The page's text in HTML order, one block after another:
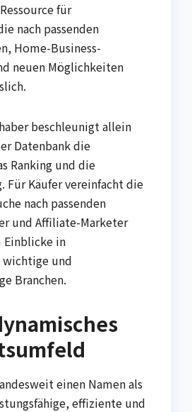
für
nach passenden
Home-Business-
neuen Möglichkeiten
beschleunigt allein
Datenbank die
Ranking und die
Für Käufer vereinfacht die
nach passenden
und Affiliate-Marketer
Einblicke in
wichtige und
Branchen.
einen Namen als
effiziente und